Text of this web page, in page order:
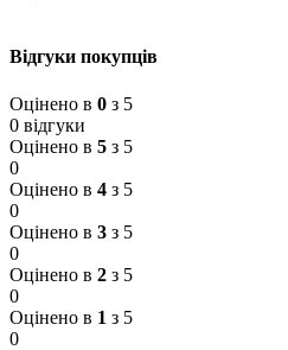
Відгуки покупців
Оцінено в 0 з 5
0 відгуки
Оцінено в 5 з 5
0
Оцінено в 4 з 5
0
Оцінено в 3 з 5
0
Оцінено в 2 з 5
0
Оцінено в 1 з 5
0